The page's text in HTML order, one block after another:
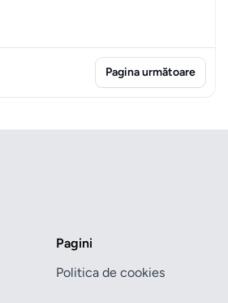
Pagina următoare
Pagini
Politica de cookies